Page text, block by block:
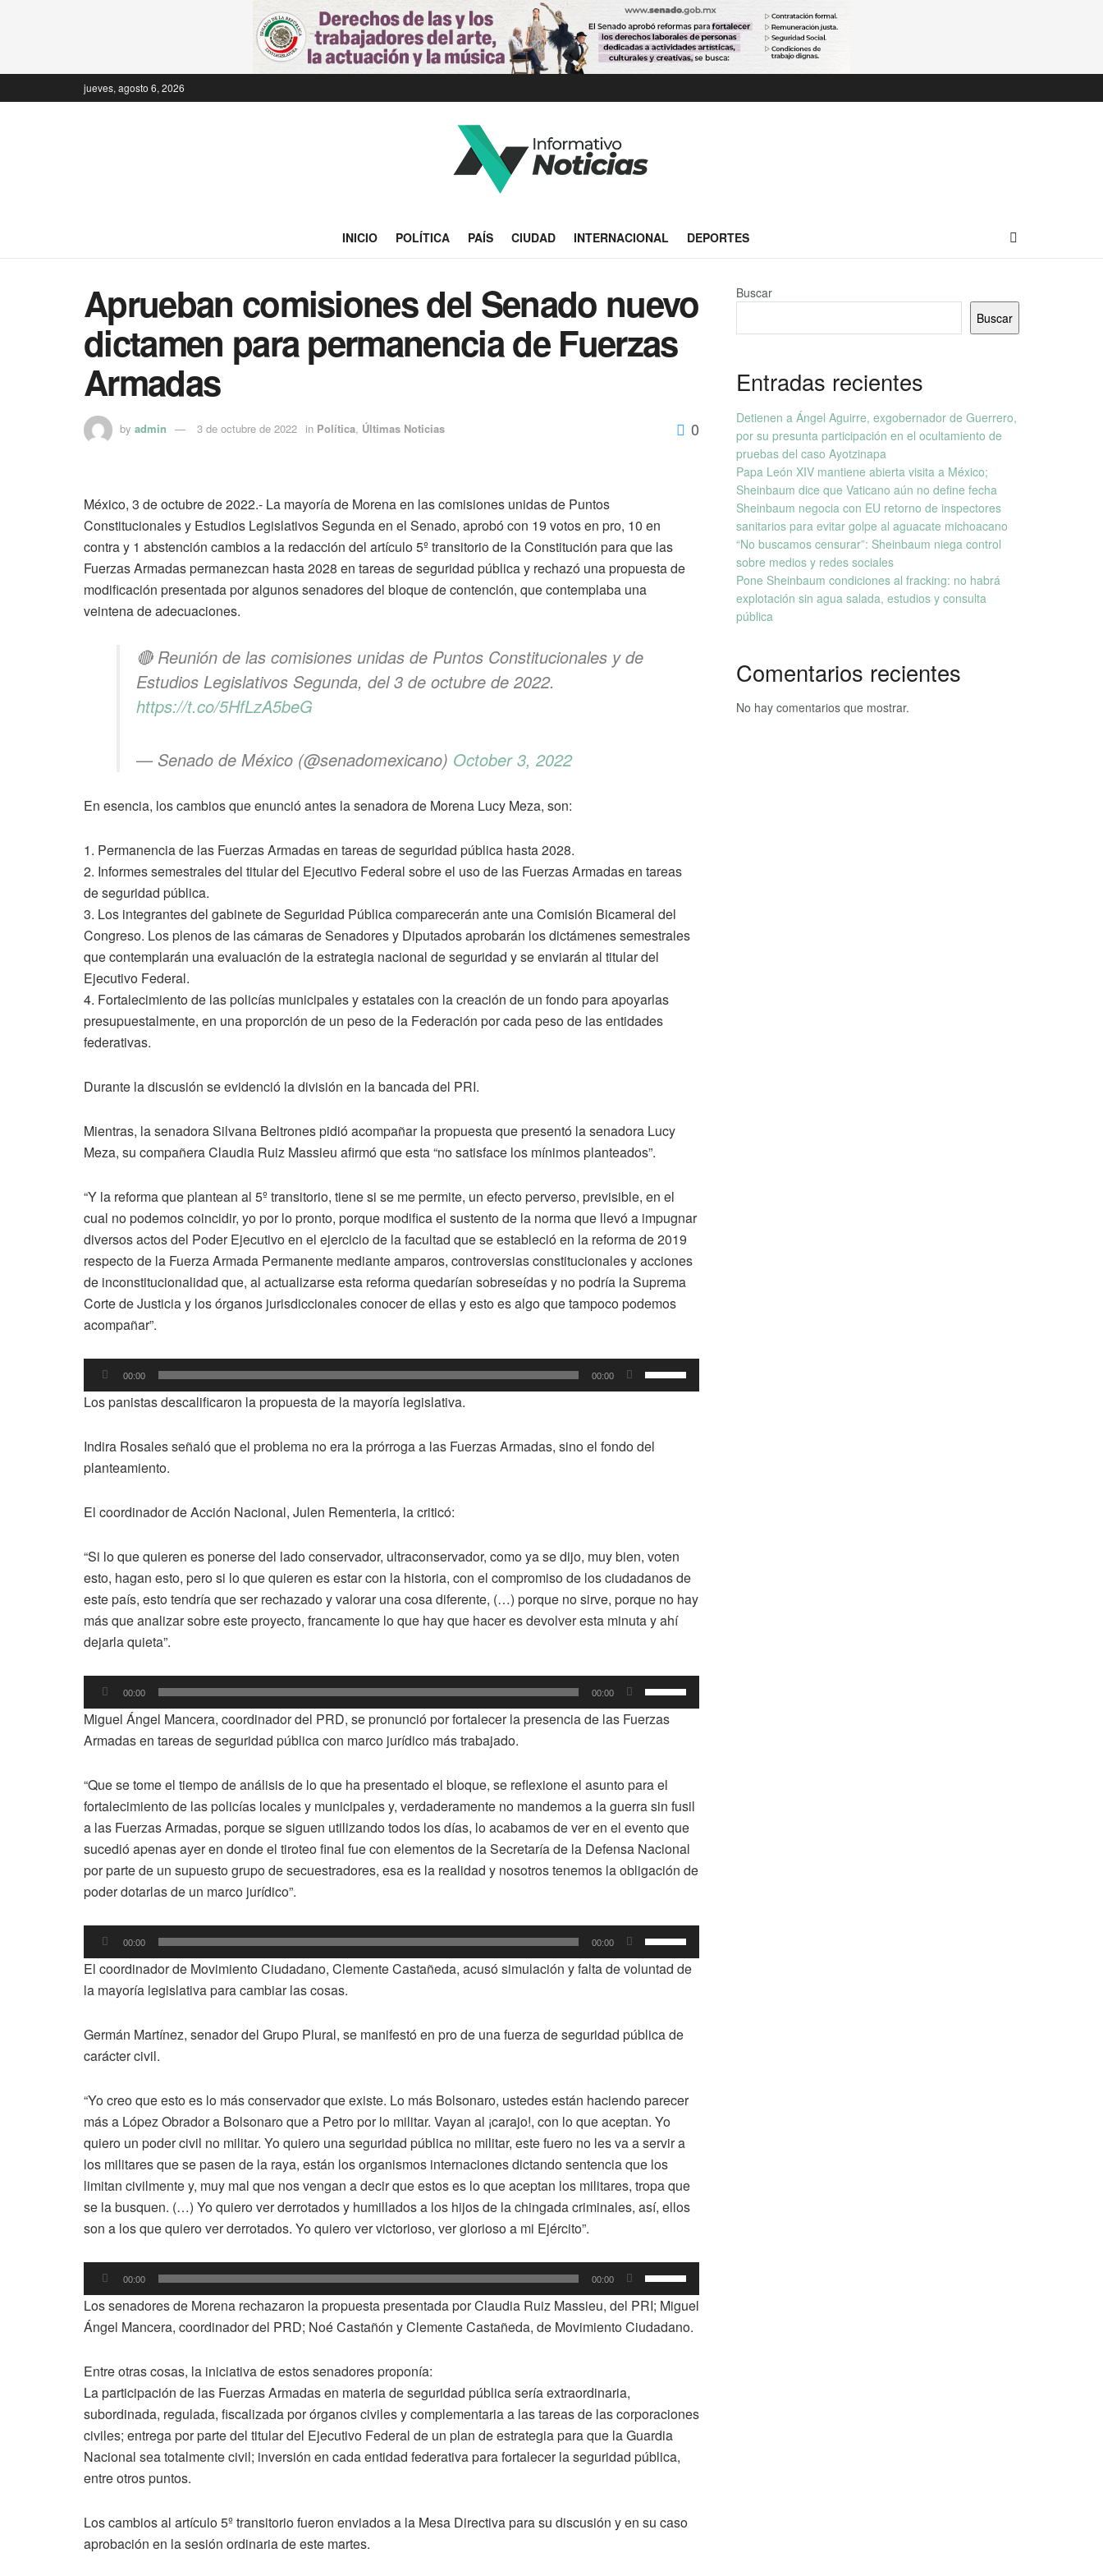
jueves, agosto 6, 2026
INICIO POLÍTICA PAÍS CIUDAD INTERNACIONAL DEPORTES
Aprueban comisiones del Senado nuevo
dictamen para permanencia de Fuerzas
Armadas
by admin 3 de octubre de 2022 in Política, Últimas Noticias 0
México, 3 de octubre de 2022.- La mayoría de Morena en las comisiones unidas de Puntos
Constitucionales y Estudios Legislativos Segunda en el Senado, aprobó con 19 votos en pro, 10 en
contra y 1 abstención cambios a la redacción del artículo 5º transitorio de la Constitución para que las
Fuerzas Armadas permanezcan hasta 2028 en tareas de seguridad pública y rechazó una propuesta de
modificación presentada por algunos senadores del bloque de contención, que contemplaba una
veintena de adecuaciones.
🔴 Reunión de las comisiones unidas de Puntos Constitucionales y de
Estudios Legislativos Segunda, del 3 de octubre de 2022.
https://t.co/5HfLzA5beG
— Senado de México (@senadomexicano) October 3, 2022
En esencia, los cambios que enunció antes la senadora de Morena Lucy Meza, son:
1. Permanencia de las Fuerzas Armadas en tareas de seguridad pública hasta 2028.
2. Informes semestrales del titular del Ejecutivo Federal sobre el uso de las Fuerzas Armadas en tareas
de seguridad pública.
3. Los integrantes del gabinete de Seguridad Pública comparecerán ante una Comisión Bicameral del
Congreso. Los plenos de las cámaras de Senadores y Diputados aprobarán los dictámenes semestrales
que contemplarán una evaluación de la estrategia nacional de seguridad y se enviarán al titular del
Ejecutivo Federal.
4. Fortalecimiento de las policías municipales y estatales con la creación de un fondo para apoyarlas
presupuestalmente, en una proporción de un peso de la Federación por cada peso de las entidades
federativas.
Durante la discusión se evidenció la división en la bancada del PRI.
Mientras, la senadora Silvana Beltrones pidió acompañar la propuesta que presentó la senadora Lucy
Meza, su compañera Claudia Ruiz Massieu afirmó que esta “no satisface los mínimos planteados”.
“Y la reforma que plantean al 5º transitorio, tiene si se me permite, un efecto perverso, previsible, en el
cual no podemos coincidir, yo por lo pronto, porque modifica el sustento de la norma que llevó a impugnar
diversos actos del Poder Ejecutivo en el ejercicio de la facultad que se estableció en la reforma de 2019
respecto de la Fuerza Armada Permanente mediante amparos, controversias constitucionales y acciones
de inconstitucionalidad que, al actualizarse esta reforma quedarían sobreseídas y no podría la Suprema
Corte de Justicia y los órganos jurisdiccionales conocer de ellas y esto es algo que tampoco podemos
acompañar”.
Reproductor
de
audio
00:00 00:00
las
flecha
disminuir
el
volumen.
Los panistas descalificaron la propuesta de la mayoría legislativa.
Indira Rosales señaló que el problema no era la prórroga a las Fuerzas Armadas, sino el fondo del
planteamiento.
El coordinador de Acción Nacional, Julen Rementeria, la criticó:
“Si lo que quieren es ponerse del lado conservador, ultraconservador, como ya se dijo, muy bien, voten
esto, hagan esto, pero si lo que quieren es estar con la historia, con el compromiso de los ciudadanos de
este país, esto tendría que ser rechazado y valorar una cosa diferente, (…) porque no sirve, porque no hay
más que analizar sobre este proyecto, francamente lo que hay que hacer es devolver esta minuta y ahí
dejarla quieta”.
Reproductor
de
audio
00:00 00:00
las
teclas
arriba/abajo
para
aumentar
o
disminuir
Miguel Ángel Mancera, coordinador del PRD, se pronunció por fortalecer la presencia de las Fuerzas
Armadas en tareas de seguridad pública con marco jurídico más trabajado.
“Que se tome el tiempo de análisis de lo que ha presentado el bloque, se reflexione el asunto para el
fortalecimiento de las policías locales y municipales y, verdaderamente no mandemos a la guerra sin fusil
a las Fuerzas Armadas, porque se siguen utilizando todos los días, lo acabamos de ver en el evento que
sucedió apenas ayer en donde el tiroteo final fue con elementos de la Secretaría de la Defensa Nacional
por parte de un supuesto grupo de secuestradores, esa es la realidad y nosotros tenemos la obligación de
poder dotarlas de un marco jurídico”.
Reproductor
de
audio
00:00 00:00
las
teclas
arriba/abajo
o
disminuir
el
volumen.
El coordinador de Movimiento Ciudadano, Clemente Castañeda, acusó simulación y falta de voluntad de
la mayoría legislativa para cambiar las cosas.
Germán Martínez, senador del Grupo Plural, se manifestó en pro de una fuerza de seguridad pública de
carácter civil.
“Yo creo que esto es lo más conservador que existe. Lo más Bolsonaro, ustedes están haciendo parecer
más a López Obrador a Bolsonaro que a Petro por lo militar. Vayan al ¡carajo!, con lo que aceptan. Yo
quiero un poder civil no militar. Yo quiero una seguridad pública no militar, este fuero no les va a servir a
los militares que se pasen de la raya, están los organismos internaciones dictando sentencia que los
limitan civilmente y, muy mal que nos vengan a decir que estos es lo que aceptan los militares, tropa que
se la busquen. (…) Yo quiero ver derrotados y humillados a los hijos de la chingada criminales, así, ellos
son a los que quiero ver derrotados. Yo quiero ver victorioso, ver glorioso a mi Ejército”.
Reproductor
de
audio
00:00 00:00
las
teclas
de
aumentar
o
disminuir
Los senadores de Morena rechazaron la propuesta presentada por Claudia Ruiz Massieu, del PRI; Miguel
Ángel Mancera, coordinador del PRD; Noé Castañón y Clemente Castañeda, de Movimiento Ciudadano.
Entre otras cosas, la iniciativa de estos senadores proponía:
La participación de las Fuerzas Armadas en materia de seguridad pública sería extraordinaria,
subordinada, regulada, fiscalizada por órganos civiles y complementaria a las tareas de las corporaciones
civiles; entrega por parte del titular del Ejecutivo Federal de un plan de estrategia para que la Guardia
Nacional sea totalmente civil; inversión en cada entidad federativa para fortalecer la seguridad pública,
entre otros puntos.
Los cambios al artículo 5º transitorio fueron enviados a la Mesa Directiva para su discusión y en su caso
aprobación en la sesión ordinaria de este martes.
Buscar
Buscar
Entradas recientes
Detienen a Ángel Aguirre, exgobernador de Guerrero,
por su presunta participación en el ocultamiento de
pruebas del caso Ayotzinapa
Papa León XIV mantiene abierta visita a México;
Sheinbaum dice que Vaticano aún no define fecha
Sheinbaum negocia con EU retorno de inspectores
sanitarios para evitar golpe al aguacate michoacano
“No buscamos censurar”: Sheinbaum niega control
sobre medios y redes sociales
Pone Sheinbaum condiciones al fracking: no habrá
explotación sin agua salada, estudios y consulta
pública
Comentarios recientes
No hay comentarios que mostrar.